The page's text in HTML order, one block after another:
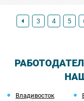
3 4 5
Владивосток